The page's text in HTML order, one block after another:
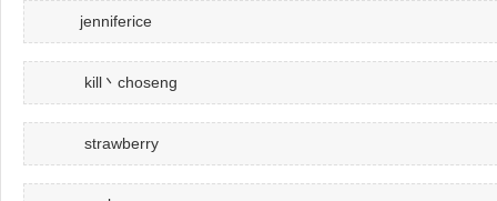
jenniferice
kill丶choseng
strawberry